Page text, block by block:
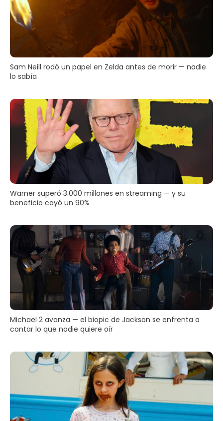
Sam Neill rodó un papel en Zelda antes de morir — nadie
lo sabía
Warner superó 3.000 millones en streaming — y su
beneficio cayó un 90%
Michael 2 avanza — el biopic de Jackson se enfrenta a
contar lo que nadie quiere oír